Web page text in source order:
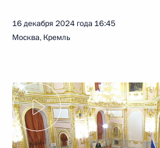
16 декабря 2024 года 16:45
Москва, Кремль